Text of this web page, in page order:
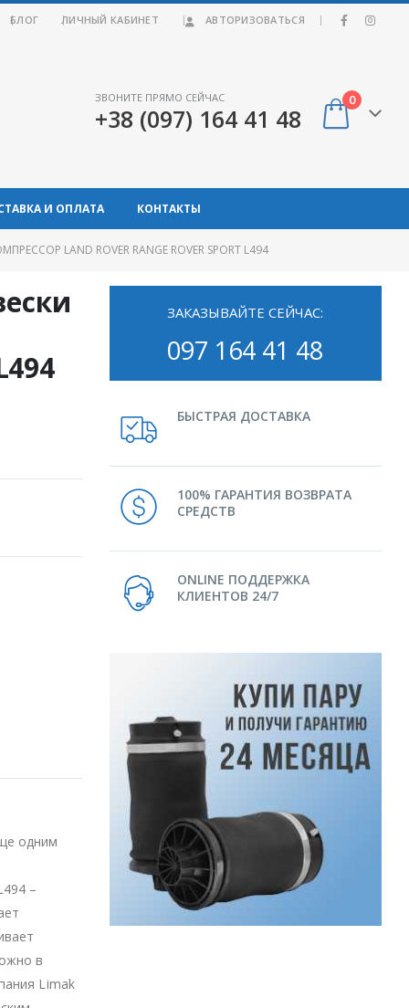
БЛОГ ЛИЧНЫЙ КАБИНЕТ АВТОРИЗОВАТЬСЯ |
ЗВОНИТЕ ПРЯМО СЕЙЧАС
+38 (097) 164 41 48
0
И ОПЛАТА КОНТАКТЫ
LAND ROVER RANGE ROVER SPORT L494
одним
–
в
Limak
ЗАКАЗЫВАЙТЕ СЕЙЧАС:
097 164 41 48
БЫСТРАЯ ДОСТАВКА
100% ГАРАНТИЯ ВОЗВРАТА
СРЕДСТВ
ONLINE ПОДДЕРЖКА
КЛИЕНТОВ 24/7